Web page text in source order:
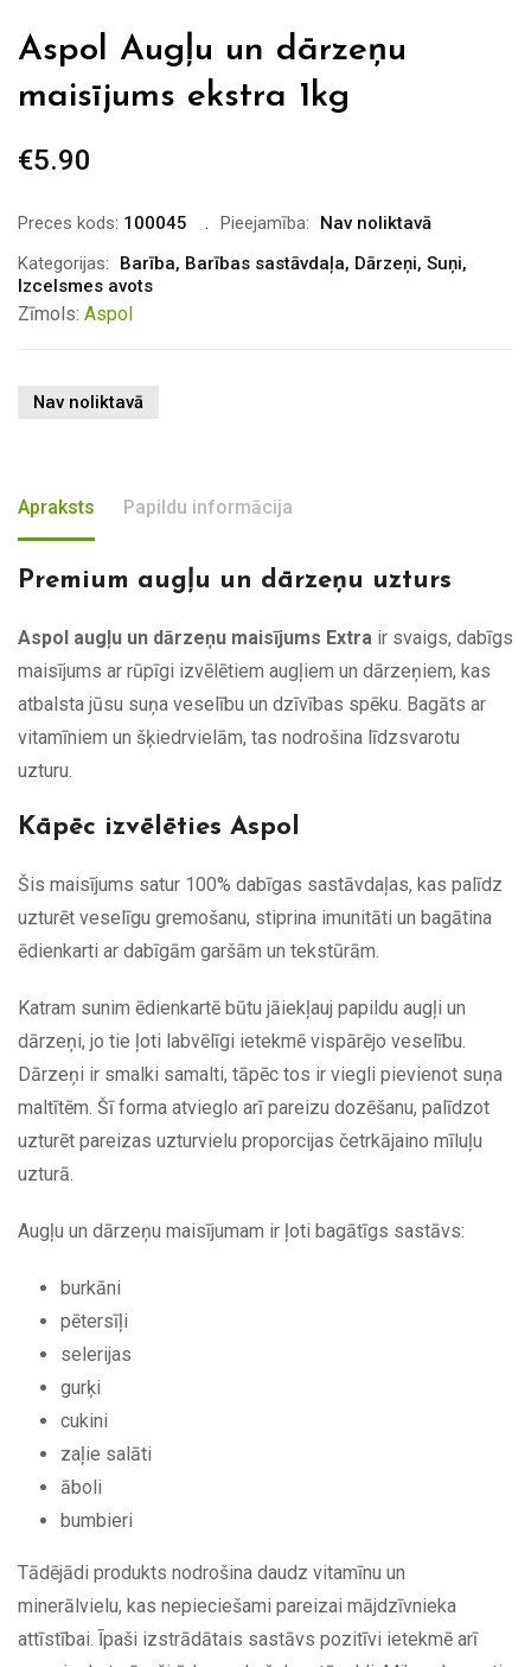
Aspol Augļu un dārzeņu
maisījums ekstra 1kg
€5.90
Preces kods: 100045 Pieejamība:
Nav noliktavā
Kategorijas:
Barība, Barības sastāvdaļa, Dārzeņi, Suņi,
Izcelsmes avots
Zīmols: Aspol
Nav noliktavā
Apraksts Papildu informācija
Premium augļu un dārzeņu uzturs
Aspol augļu un dārzeņu maisījums Extra ir svaigs, dabīgs
maisījums ar rūpīgi izvēlētiem augļiem un dārzeņiem, kas
atbalsta jūsu suņa veselību un dzīvības spēku. Bagāts ar
vitamīniem un šķiedrvielām, tas nodrošina līdzsvarotu
uzturu.
Kāpēc izvēlēties Aspol
Šis maisījums satur 100% dabīgas sastāvdaļas, kas palīdz
uzturēt veselīgu gremošanu, stiprina imunitāti un bagātina
ēdienkarti ar dabīgām garšām un tekstūrām.
Katram sunim ēdienkartē būtu jāiekļauj papildu augļi un
dārzeņi, jo tie ļoti labvēlīgi ietekmē vispārējo veselību.
Dārzeņi ir smalki samalti, tāpēc tos ir viegli pievienot suņa
maltītēm. Šī forma atvieglo arī pareizu dozēšanu, palīdzot
uzturēt pareizas uzturvielu proporcijas četrkājaino mīluļu
uzturā.
Augļu un dārzeņu maisījumam ir ļoti bagātīgs sastāvs:
burkāni
pētersīļi
selerijas
gurķi
cukini
zaļie salāti
āboli
bumbieri
Tādējādi produkts nodrošina daudz vitamīnu un
minerālvielu, kas nepieciešami pareizai mājdzīvnieka
attīstībai. Īpaši izstrādātais sastāvs pozitīvi ietekmē arī